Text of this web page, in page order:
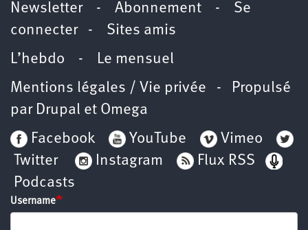
Newsletter- Abonnement - Se
connecter- Sites amis
L’hebdo - Le mensuel
Mentions légales / Vie privée - Propulsé
par Drupal et Omega
Facebook
YouTube
Vimeo
Twitter
Instagram
Flux RSS
Podcasts
Username